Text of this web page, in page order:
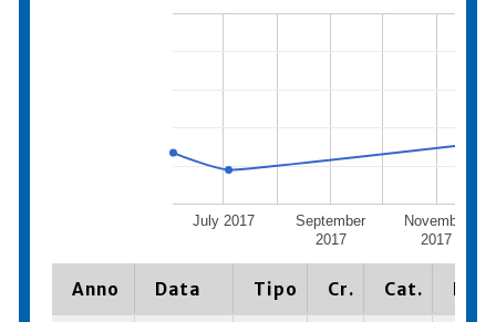
July 2017
September
2017
November
2017
Anno Data Tipo Cr. Cat.